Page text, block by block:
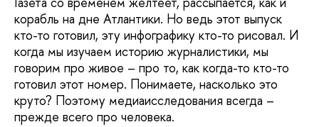
корабль на дне Атлантики. Но ведь этот выпуск
кто-то готовил, эту инфографику кто-то рисовал. И
когда мы изучаем историю журналистики, мы
говорим про живое – про то, как когда-то кто-то
готовил этот номер. Понимаете, насколько это
круто? Поэтому медиаисследования всегда –
прежде всего про человека.